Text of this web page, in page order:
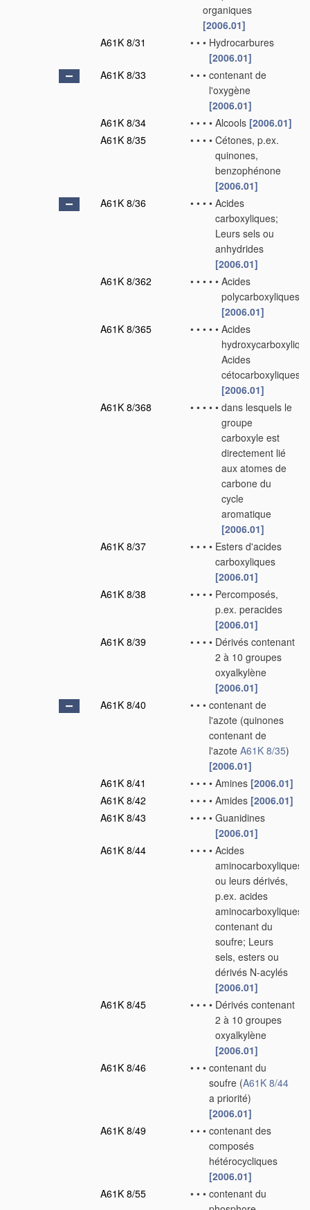
organiques
[2006.01]
A61K 8/31
• • • Hydrocarbures
[2006.01]
A61K 8/33
• • • contenant de
l'oxygène
[2006.01]
A61K 8/34
• • • • Alcools [2006.01]
A61K 8/35
• • • • Cétones, p.ex.
quinones,
benzophénone
[2006.01]
A61K 8/36
• • • • Acides
carboxyliques;
Leurs sels ou
anhydrides
[2006.01]
A61K 8/362
• • • • • Acides
polycarboxyliques
[2006.01]
A61K 8/365
• • • • • Acides
Acides
cétocarboxyliques
[2006.01]
A61K 8/368
• • • • • dans lesquels le
groupe
carboxyle est
directement lié
aux atomes de
carbone du
cycle
aromatique
[2006.01]
A61K 8/37
• • • • Esters d'acides
carboxyliques
[2006.01]
A61K 8/38
• • • • Percomposés,
p.ex. peracides
[2006.01]
A61K 8/39
• • • • Dérivés contenant
2 à 10 groupes
oxyalkylène
[2006.01]
A61K 8/40
• • • contenant de
l'azote (quinones
contenant de
l'azote A61K 8/35)
[2006.01]
A61K 8/41
• • • • Amines [2006.01]
A61K 8/42
• • • • Amides [2006.01]
A61K 8/43
• • • • Guanidines
[2006.01]
A61K 8/44
• • • • Acides
aminocarboxyliques
ou leurs dérivés,
p.ex. acides
aminocarboxyliques
contenant du
soufre; Leurs
sels, esters ou
dérivés N-acylés
[2006.01]
A61K 8/45
• • • • Dérivés contenant
2 à 10 groupes
oxyalkylène
[2006.01]
A61K 8/46
• • • contenant du
soufre (A61K 8/44
a priorité)
[2006.01]
A61K 8/49
• • • contenant des
composés
hétérocycliques
[2006.01]
A61K 8/55
• • • contenant du